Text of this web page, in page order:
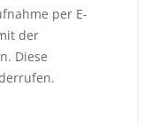
per E-
der
Diese